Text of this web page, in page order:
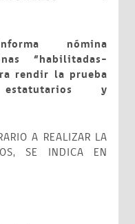
nómina
“habilitadas-
rendir la prueba
y
A REALIZAR LA
SE INDICA EN